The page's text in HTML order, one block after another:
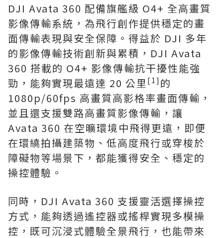
DJI Avata 360 配備旗艦級 O4+ 全高畫質
影像傳輸系統，為飛行創作提供穩定的畫
面傳輸表現與安全保障。得益於 DJI 多年
的影像傳輸技術創新與累積，DJI Avata
360 搭載的 O4+ 影像傳輸抗干擾性能強
勁，能夠實現最遠達 20 公里 [1] 的
1080p/60fps 高畫質高影格率畫面傳輸，
並且還支援雙路高畫質影像傳輸，讓
Avata 360 在空曠環境中飛得更遠，即便
在環繞拍攝建築物、低高度飛行或穿梭於
障礙物等場景下，都能獲得安全、穩定的
操控體驗。
同時，DJI Avata 360 支援靈活選擇操控
方式，能夠透過遙控器或搖桿實現多模操
控，既可沉浸式體驗全景飛行，也能帶來